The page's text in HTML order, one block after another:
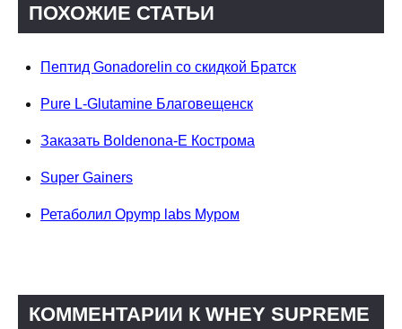
ПОХОЖИЕ СТАТЬИ
Пептид Gonadorelin со скидкой Братск
Pure L-Glutamine Благовещенск
Заказать Boldenona-E Кострома
Super Gainers
Ретаболил Opymp labs Муром
КОММЕНТАРИИ К WHEY SUPREME